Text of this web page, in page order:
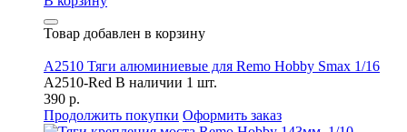
Товар добавлен в корзину
A2510 Тяги алюминиевые для Remo Hobby Smax 1/16
A2510-Red В наличии 1 шт.
390 р.
Продолжить покупки Оформить заказ